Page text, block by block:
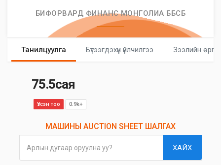
БИФОРВАРД ФИНАНС МОНГОЛИА ББСБ
Танилцуулга Бүтээгдэхүүн үйлчилгээ Зээлийн
75.5сая
Үзсэн тоо 0.9k+
МАШИНЫ AUCTION SHEET ШАЛГАХ
Арлын дугаар оруулна уу? ХАЙХ